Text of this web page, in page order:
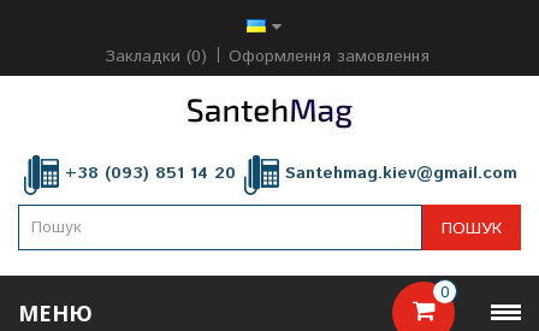
Закладки (0) Оформлення замовлення
+38 (093) 851 14 20 Santehmag.kiev@gmail.com
0
ПОШУК
МЕНЮ